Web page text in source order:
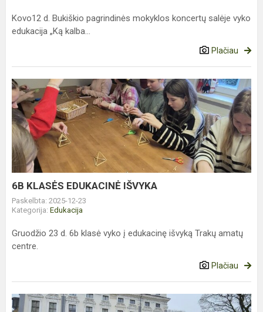
Kovo12 d. Bukiškio pagrindinės mokyklos koncertų salėje vyko
edukacija „Ką kalba...
Plačiau
6B
KLASĖS
EDUKACINĖ
IŠVYKA
6B KLASĖS EDUKACINĖ IŠVYKA
Paskelbta: 2025-12-23
Kategorija: Edukacija
Gruodžio 23 d. 6b klasė vyko į edukacinę išvyką Trakų amatų
centre.
Plačiau
3A